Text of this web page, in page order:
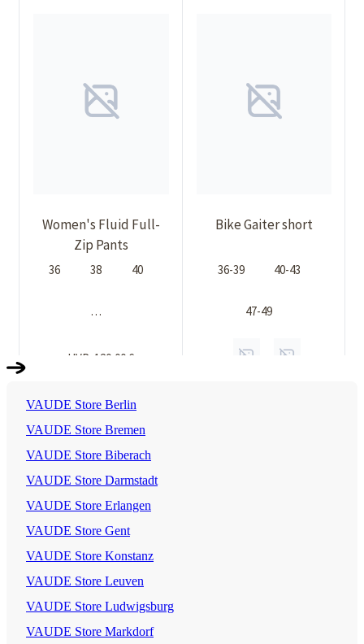
VAUDE Store Berlin
VAUDE Store Bremen
VAUDE Store Biberach
VAUDE Store Darmstadt
VAUDE Store Erlangen
VAUDE Store Gent
VAUDE Store Konstanz
VAUDE Store Leuven
VAUDE Store Ludwigsburg
VAUDE Store Markdorf